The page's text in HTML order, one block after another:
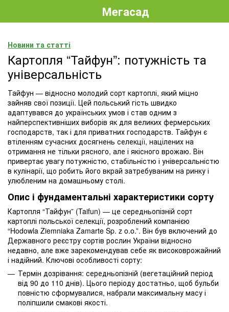
Мегасад
Новини та статті
Картопля “Тайфун”: потужність та
універсальність
Тайфун — відносно молодий сорт картоплі, який міцно
зайняв свої позиції. Цей польський гість швидко
адаптувався до українських умов і став одним з
найперспективніших виборів як для великих фермерських
господарств, так і для приватних господарств. Тайфун є
втіленням сучасних досягнень селекції, націлених на
отримання не тільки рясного, але і якісного врожаю. Він
привертає увагу потужністю, стабільністю і універсальністю
в кулінарії, що робить його вкрай затребуваним на ринку і
улюбленим на домашньому столі.
Опис і фундаментальні характеристики сорту
Картопля “Тайфун” (Taifun) — це середньопізній сорт
картоплі польської селекції, розроблений компанією
“Hodowla Ziemniaka Zamarte Sp. z o.o.”. Він був включений до
Державного реєстру сортів рослин України відносно
недавно, але вже зарекомендував себе як високоврожайний
і надійний. Ключові особливості сорту:
Термін дозрівання: середньопізній (вегетаційний період
від 90 до 110 днів). Цього періоду достатньо, щоб бульби
повністю сформувалися, набрали максимальну масу і
поліпшили смакові якості.